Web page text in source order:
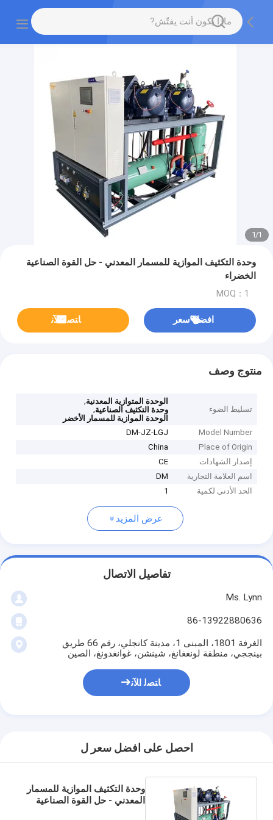
1
/
1
وحدة التكثيف الموازية للمسمار المعدني - حل القوة الصناعية
الخضراء
MOQ：1
افضل سعر ﺎﺘﺼﻟ ﺍﻶﻧ
منتوج وصف
تسليط الضوء
الوحدة المتوازية المعدنية,
وحدة التكثيف الصناعية,
الوحدة الموازية للمسمار الأخضر
Model Number
DM-JZ-LGJ
Place of Origin
China
إصدار الشهادات
CE
اسم العلامة التجارية
DM
الحد الأدنى لكمية
1
عرض المزيد
تفاصيل الاتصال
Ms. Lynn
86-13922880636
الغرفة 1801، المبنى 1، مدينة كانجلي، رقم 66 طريق
بينججي، منطقة لونغغانغ، شينشن، غوانغدونغ، الصين
ﺎﺘﺼﻟ ﺍﻶﻧ
احصل على افضل سعر ل
وحدة التكثيف الموازية للمسمار
المعدني - حل القوة الصناعية